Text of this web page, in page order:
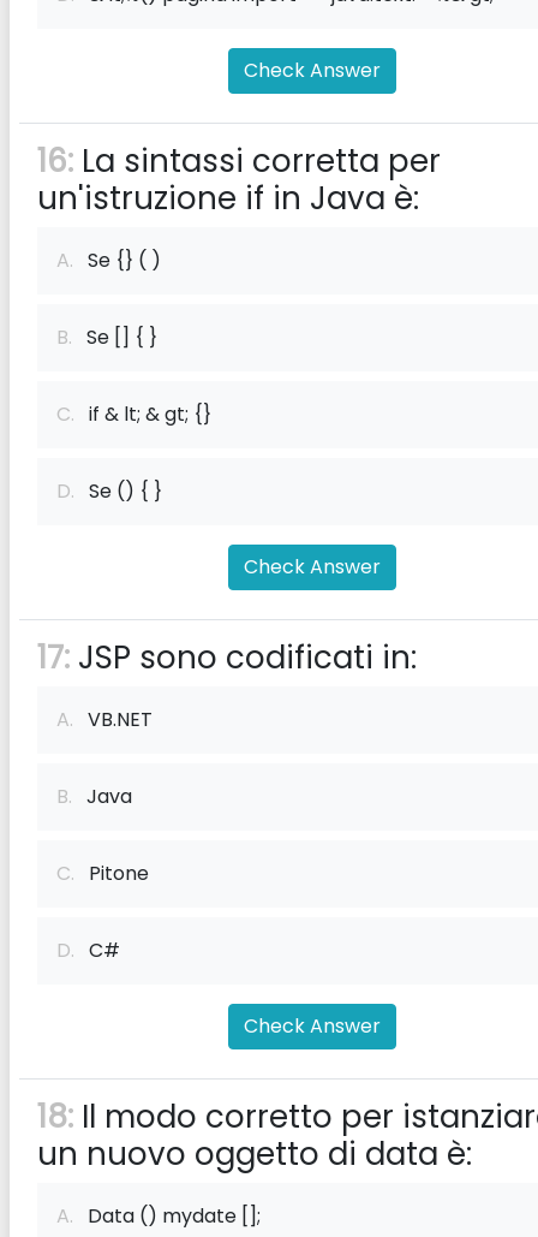
Check Answer
16: La sintassi corretta per
un'istruzione if in Java è:
A. Se {} ( )
B. Se [] { }
C. if & lt; & gt; {}
D. Se () { }
Check Answer
17: JSP sono codificati in:
A. VB.NET
B. Java
C. Pitone
D. C#
Check Answer
18: Il modo corretto per
un nuovo oggetto di data è:
A. Data () mydate [];